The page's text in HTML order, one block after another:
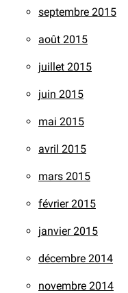
septembre 2015
août 2015
juillet 2015
juin 2015
mai 2015
avril 2015
mars 2015
février 2015
janvier 2015
décembre 2014
novembre 2014